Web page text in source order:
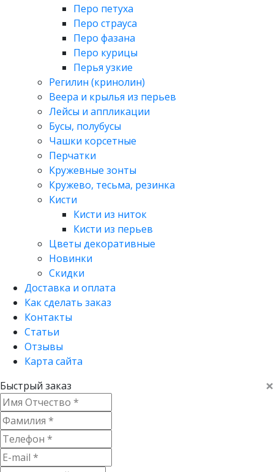
Перо петуха
Перо страуса
Перо фазана
Перо курицы
Перья узкие
Регилин (кринолин)
Веера и крылья из перьев
Лейсы и аппликации
Бусы, полубусы
Чашки корсетные
Перчатки
Кружевные зонты
Кружево, тесьма, резинка
Кисти
Кисти из ниток
Кисти из перьев
Цветы декоративные
Новинки
Скидки
Доставка и оплата
Как сделать заказ
Контакты
Статьи
Отзывы
Карта сайта
×
Быстрый заказ